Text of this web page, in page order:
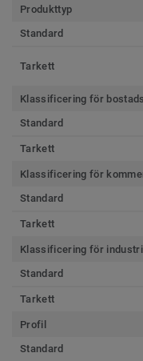
Produkttyp
Standard
Tarkett
Klassificering för
Standard
Tarkett
Klassificering för
Standard
Tarkett
Klassificering för
Standard
Tarkett
Profil
Standard